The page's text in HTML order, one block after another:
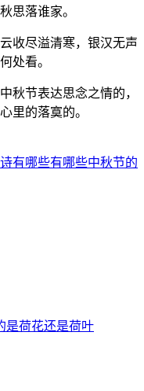
思落谁家。
尽溢清寒，银汉无声
处看。
节表达思念之情的，
里的落寞的。
有哪些有哪些中秋节的
是荷花还是荷叶